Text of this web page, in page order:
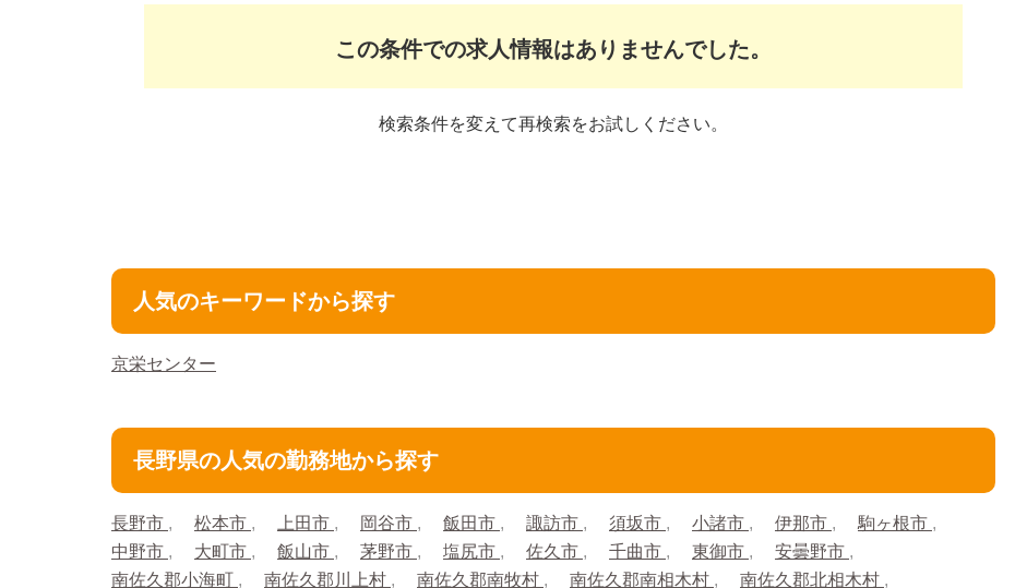
この条件での求人情報はありませんでした。
検索条件を変えて再検索をお試しください。
人気のキーワードから探す
京栄センター
長野県の人気の勤務地から探す
長野市 松本市 上田市 岡谷市 飯田市 諏訪市 須坂市 小諸市 伊那市
駒ヶ根市
中野市
大町市 飯山市 茅野市 塩尻市 佐久市 千曲市 東御市
安曇野市
南佐久郡小海町
南佐久郡川上村 南佐久郡南牧村 南佐久郡南相木村
南佐久郡北相木村